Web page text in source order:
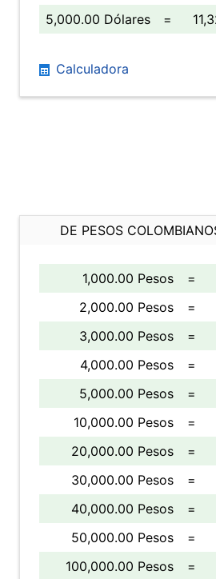
5,000.00 Dólares
=
Calculadora
DE PESOS
1,000.00 Pesos =
2,000.00 Pesos
=
3,000.00 Pesos
=
4,000.00 Pesos
=
5,000.00 Pesos
=
10,000.00 Pesos
=
20,000.00 Pesos
=
30,000.00 Pesos
=
40,000.00 Pesos
=
50,000.00 Pesos
=
100,000.00 Pesos
=